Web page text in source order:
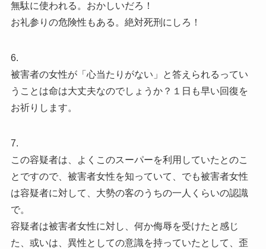
無駄に使われる。おかしいだろ！
お礼参りの危険性もある。絶対死刑にしろ！
6.
被害者の女性が「心当たりがない」と答えられるってい
うことは命は大丈夫なのでしょうか？１日も早い回復を
お祈りします。
7.
この容疑者は、よくこのスーパーを利用していたとのこ
とですので、被害者女性を知っていて、でも被害者女性
は容疑者に対して、大勢の客のうちの一人くらいの認識
で。
容疑者は被害者女性に対し、何か侮辱を受けたと感じ
た、或いは、異性としての意識を持っていたとして、歪